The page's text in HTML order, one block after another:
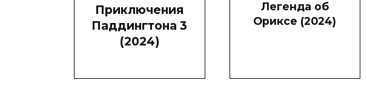
Приключения
Паддингтона 3
(2024)
Легенда об
Ориксе (2024)